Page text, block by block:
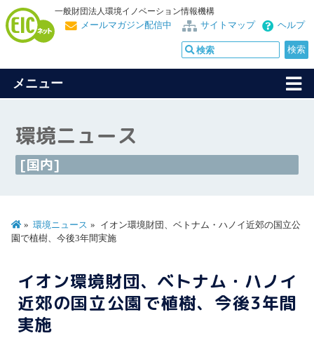
一般財団法人環境イノベーション情報機構
ヘルプ
サイトマップ
メールマガジン配信中
メニュー
環境ニュース
[国内]
環境ニュース
イオン環境財団、ベトナム・ハノイ近郊の国立公
園で植樹、今後3年間実施
イオン環境財団、ベトナム・ハノイ
近郊の国立公園で植樹、今後3年間
実施